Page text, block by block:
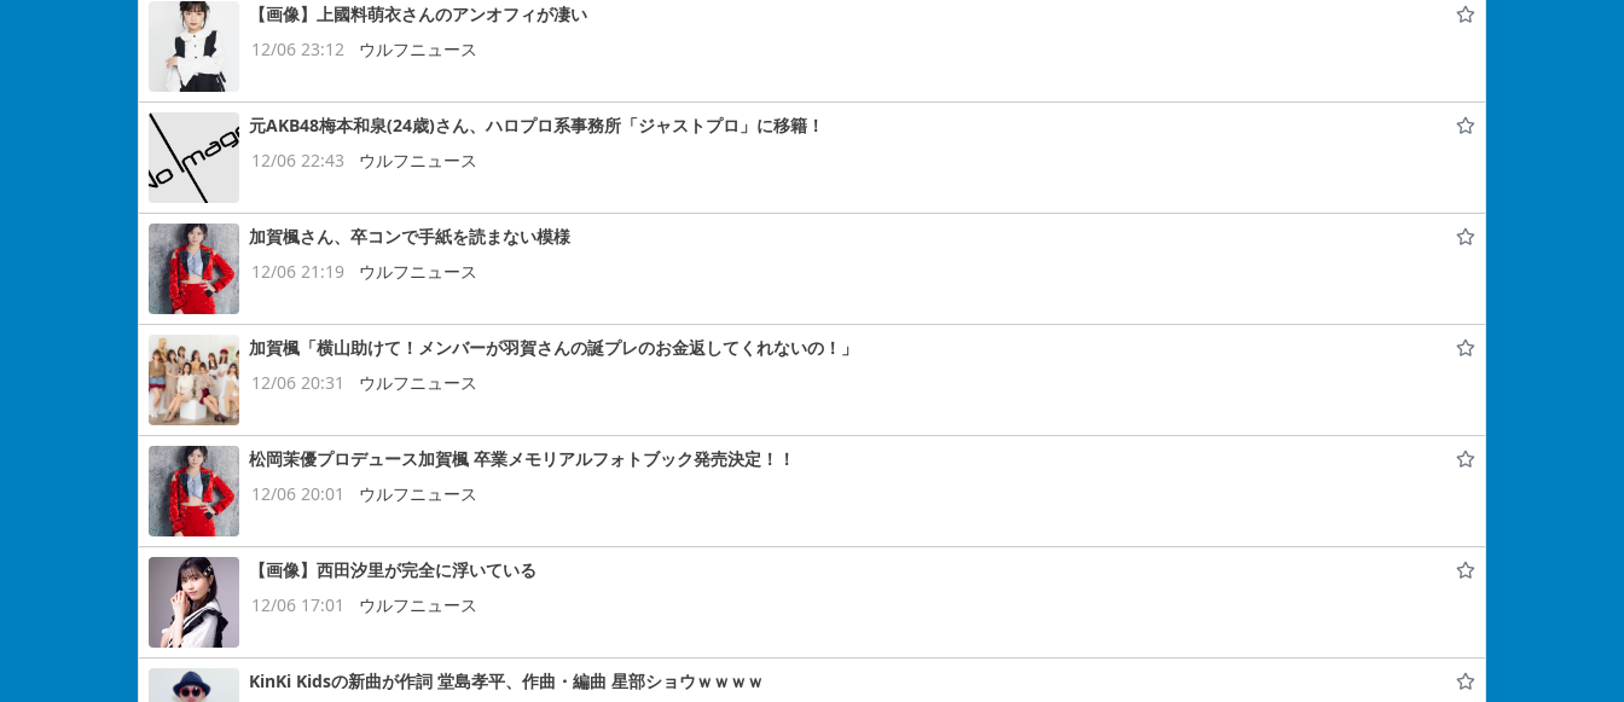
【画像】上國料萌衣さんのアンオフィが凄い
12/06 23:12
ウルフニュース
元AKB48梅本和泉(24歳)さん、ハロプロ系事務所「ジャストプロ」に移籍！
12/06 22:43
ウルフニュース
加賀楓さん、卒コンで手紙を読まない模様
12/06 21:19
ウルフニュース
加賀楓「横山助けて！メンバーが羽賀さんの誕プレのお金返してくれないの！」
12/06 20:31
ウルフニュース
松岡茉優プロデュース加賀楓 卒業メモリアルフォトブック発売決定！！
12/06 20:01
ウルフニュース
【画像】西田汐里が完全に浮いている
12/06 17:01
ウルフニュース
KinKi Kidsの新曲が作詞 堂島孝平、作曲・編曲 星部ショウｗｗｗｗ